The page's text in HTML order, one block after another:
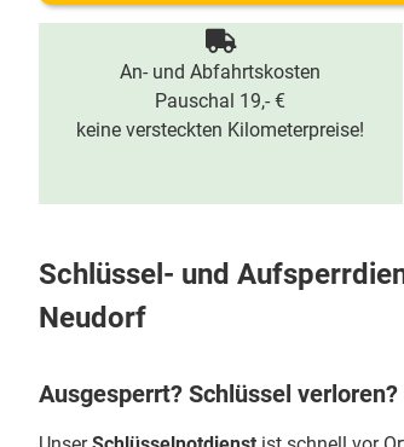
An- und Abfahrtskosten
Pauschal 19,- €
keine versteckten Kilometerpreise!
Schlüssel- und
Neudorf
Ausgesperrt? Schlüssel